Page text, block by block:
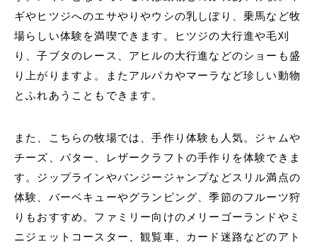
ギやヒツジへのエサやりやウシの乳しぼり、乗馬など牧
場らしい体験を満喫できます。ヒツジの大行進や毛刈
り、子ブタのレース、アヒルの大行進などのショーも盛
り上がりますよ。またアルパカやマーラなど珍しい動物
とふれあうこともできます。
また、こちらの牧場では、手作り体験も人気。ジャムや
チーズ、バター、レザークラフトの手作りを体験できま
す。ジップラインやバンジージャンプなどスリル満点の
体験、バーベキューやグランピング、季節のフルーツ狩
りもおすすめ。ファミリー向けのメリーゴーランドやミ
ニジェットコースター、観覧車、カード迷路などのアト